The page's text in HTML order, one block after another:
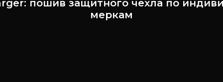
пошив защитного чехла по
меркам